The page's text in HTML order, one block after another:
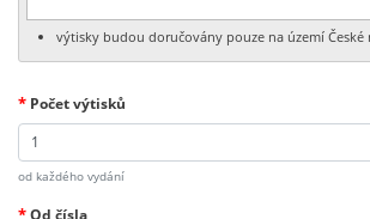
výtisky budou doručovány pouze na území České
* Počet výtisků
od každého vydání
*Od čísla